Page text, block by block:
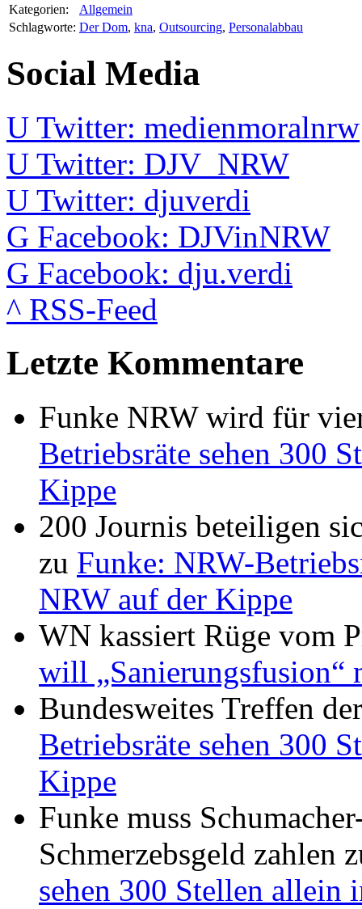
Kategorien:
Allgemein
Schlagworte: Der Dom, kna, Outsourcing, Personalabbau
Social Media
U Twitter: medienmoralnrw
U Twitter: DJV_NRW
U Twitter: djuverdi
G Facebook: DJVinNRW
G Facebook: dju.verdi
^ RSS-Feed
Letzte Kommentare
Funke NRW wird für
Betriebsräte sehen 300
Kippe
200 Journis beteiligen
zu Funke: NRW-
NRW auf der Kippe
WN kassiert Rüge vom
will „Sanierungsfusion“
Bundesweites Treffen
Betriebsräte sehen 300
Kippe
Funke muss
Schmerzebsgeld zahlen
sehen 300 Stellen allein